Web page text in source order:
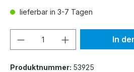
lieferbar in 3-7 Tagen
Produkt Anzahl: Gib
In
Produktnummer: 53925